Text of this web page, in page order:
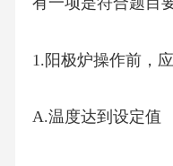
1.阳极炉操作前，
A.温度达到设定值